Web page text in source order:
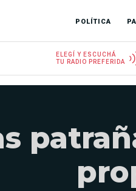
POLÍTICA
ELEGÍ Y ESCUCHÁ
TU RADIO PREFERIDA